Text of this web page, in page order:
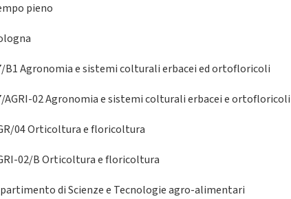
pieno
B1 Agronomia e sistemi colturali erbacei ed ortofloricoli
AGRI-02 Agronomia e sistemi colturali erbacei e ortofloricoli
04 Orticoltura e floricoltura
02/B Orticoltura e floricoltura
di Scienze e Tecnologie agro-alimentari